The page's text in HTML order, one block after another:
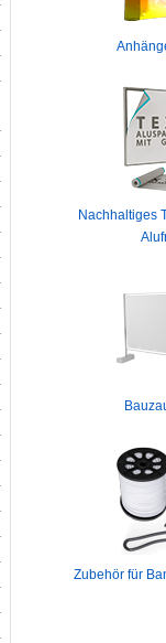
Nachhaltiges
Zubehör für